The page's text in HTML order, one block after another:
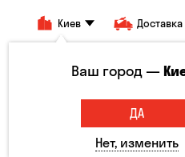
Киев Доставка
Ваш город —
ДА
Нет, изменить